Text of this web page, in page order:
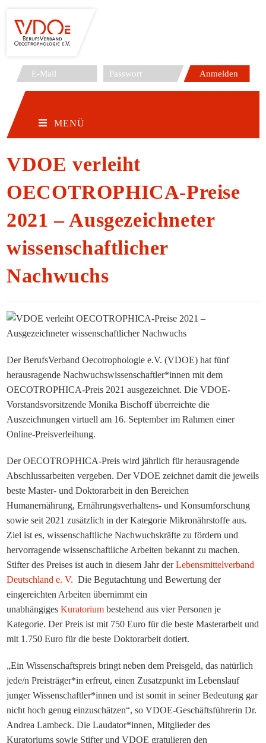
Inhalt
springen
MENÜ
VDOE verleiht
OECOTROPHICA-Preise
2021 – Ausgezeichneter
wissenschaftlicher
Nachwuchs
Der BerufsVerband Oecotrophologie e.V. (VDOE) hat fünf
herausragendeNachwuchswissenschaftler*innen mit dem
OECOTROPHICA-Preis 2021 ausgezeichnet. Die VDOE-
Vorstandsvorsitzende Monika Bischoff überreichte die
Auszeichnungen virtuell am 16. September im Rahmen einer
Online-Preisverleihung.
Der OECOTROPHICA-Preis wird jährlich für herausragende
Abschlussarbeiten vergeben. Der VDOE zeichnet damit die jeweils
beste Master- und Doktorarbeit in den Bereichen
Humanernährung, Ernährungsverhaltens- und Konsumforschung
sowie seit 2021 zusätzlich in der Kategorie Mikronährstoffe aus.
Ziel ist es, wissenschaftliche Nachwuchskräfte zu fördern und
hervorragende wissenschaftliche Arbeiten bekannt zu machen.
Stifter des Preises ist auch in diesem Jahr derLebensmittelverband
Deutschland e. V. Die Begutachtung und Bewertung der
eingereichten Arbeiten übernimmt ein
unabhängigesKuratorium bestehend aus vier Personen je
Kategorie. Der Preis ist mit 750 Euro für die beste Masterarbeit und
mit 1.750 Euro für die beste Doktorarbeit dotiert.
„Ein Wissenschaftspreis bringt neben dem Preisgeld, das natürlich
jede/n Preisträger*in erfreut, einen Zusatzpunkt im Lebenslauf
junger Wissenschaftler*innen und ist somit in seiner Bedeutung gar
nicht hoch genug einzuschätzen“, so VDOE-Geschäftsführerin Dr.
Andrea Lambeck. Die Laudator*innen, Mitglieder des
Kuratoriums sowie Stifter und VDOE gratulieren den